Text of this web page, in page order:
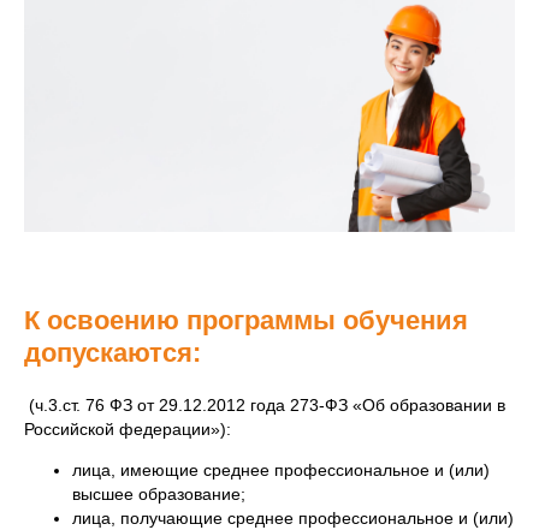
работе на высоте
К освоению программы обучения
допускаются:
(ч.3.ст. 76 ФЗ от 29.12.2012 года 273-ФЗ «Об образовании в
Российской федерации»):
лица, имеющие среднее профессиональное и (или)
высшее образование;
лица, получающие среднее профессиональное и (или)